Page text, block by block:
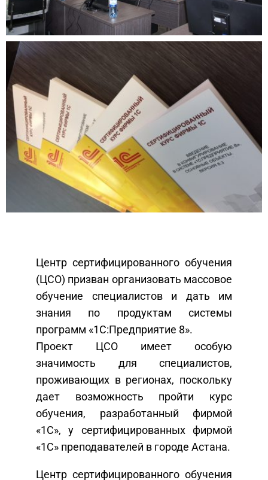
Центр сертифицированного обучения
(ЦСО) призван организовать массовое
обучение специалистов и дать им
знания по продуктам системы
программ «1С:Предприятие 8».
Проект ЦСО имеет особую
значимость для специалистов,
проживающих в регионах, поскольку
дает возможность пройти курс
обучения, разработанный фирмой
«1С», у сертифицированных фирмой
«1С» преподавателей в городе Астана.
Центр сертифицированного обучения